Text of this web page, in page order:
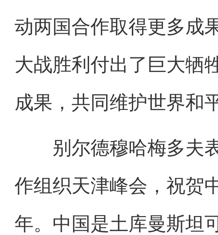
动两国合作取得更多成
大战胜利付出了巨大牺
成果，共同维护世界和
别尔德穆哈梅多夫表
作组织天津峰会，祝贺
年。中国是土库曼斯坦